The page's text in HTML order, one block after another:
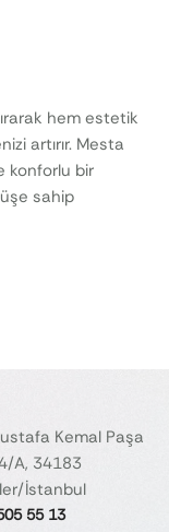
hem estetik
artırır. Mesta
konforlu bir
sahip
Kemal Paşa
A, 34183
İstanbul
55 13